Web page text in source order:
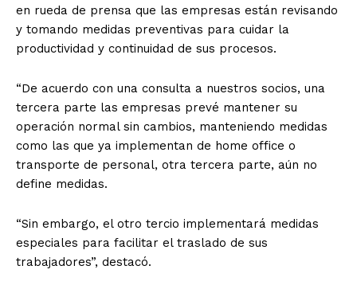
en rueda de prensa que las empresas están revisando
y tomando medidas preventivas para cuidar la
productividad y continuidad de sus procesos.
“De acuerdo con una consulta a nuestros socios, una
tercera parte las empresas prevé mantener su
operación normal sin cambios, manteniendo medidas
como las que ya implementan de home office o
transporte de personal, otra tercera parte, aún no
define medidas.
“Sin embargo, el otro tercio implementará medidas
especiales para facilitar el traslado de sus
trabajadores”, destacó.